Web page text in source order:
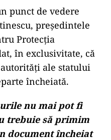
punct de vedere
președintele
Protecția
în exclusivitate, că
ale statului
încheiată.
nu mai pot fi
trebuie să primim
document încheiat